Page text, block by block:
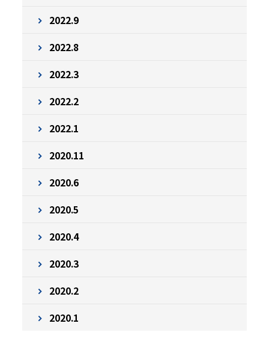
2022.9
2022.8
2022.3
2022.2
2022.1
2020.11
2020.6
2020.5
2020.4
2020.3
2020.2
2020.1